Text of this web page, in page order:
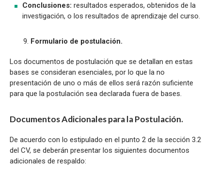
Conclusiones: resultados esperados, obtenidos de la
investigación, o los resultados de aprendizaje del curso.
9. Formulario de postulación.
Los documentos de postulación que se detallan en estas
bases se consideran esenciales, por lo que la no
presentación de uno o más de ellos será razón suficiente
para que la postulación sea declarada fuera de bases.
Documentos Adicionales para la Postulación.
De acuerdo con lo estipulado en el punto 2 de la sección 3.2
del CV, se deberán presentar los siguientes documentos
adicionales de respaldo: